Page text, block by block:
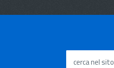
cerca nel sito